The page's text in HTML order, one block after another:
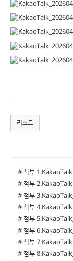
리스트
# 첨부
# 첨부
# 첨부
# 첨부
# 첨부
# 첨부
# 첨부
# 첨부